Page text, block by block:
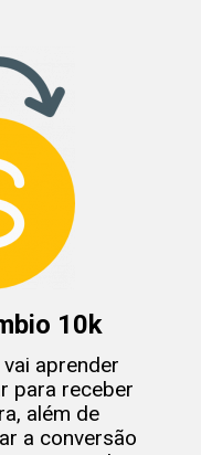
10k
aprender
para receber
além de
a conversão